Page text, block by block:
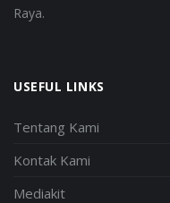
Raya.
USEFUL LINKS
Tentang Kami
Kontak Kami
Mediakit